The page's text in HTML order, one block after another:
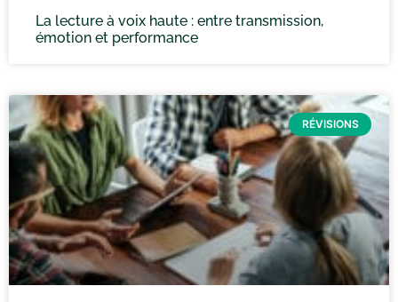
La lecture à voix haute : entre transmission,
émotion et performance
RÉVISIONS